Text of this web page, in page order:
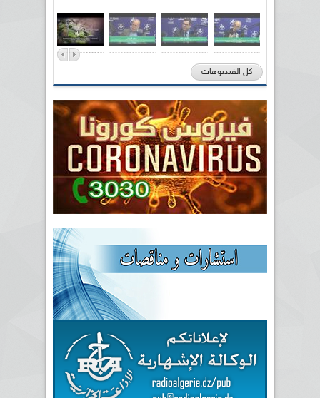
كل الفيديوهات